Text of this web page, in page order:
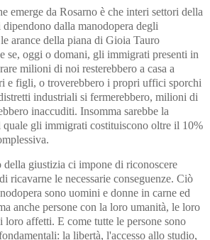
emerge da Rosarno è che interi settori della
dalla manodopera degli
arance della piana di Gioia Tauro
se, oggi o domani, gli immigrati presenti in
milioni di noi resterebbero a casa a
e figli, o troverebbero i propri uffici sporchi
industriali si fermerebbero, milioni di
inaccuditi. Insomma sarebbe la
quale gli immigrati costituiscono oltre il 10%
giustizia ci impone di riconoscere
ricavarne le necessarie conseguenze. Ciò
sono uomini e donne in carne ed
anche persone con la loro umanità, le loro
loro affetti. E come tutte le persone sono
la libertà, l'accesso allo studio,